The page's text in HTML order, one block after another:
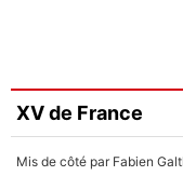
XV de France